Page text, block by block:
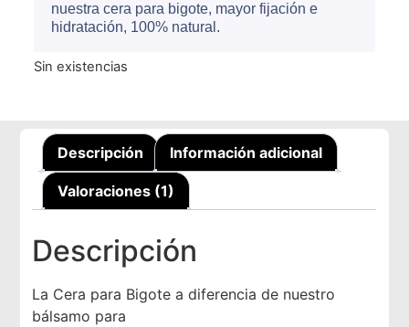
nuestra cera para bigote, mayor fijación e
hidratación, 100% natural.
Sin existencias
Descripción Información adicional
Valoraciones (1)
Descripción
La Cera para Bigote a diferencia de nuestro
bálsamo para